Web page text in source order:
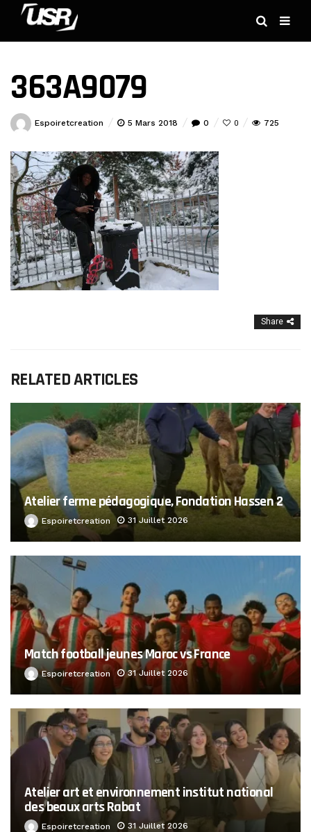
363A9079
Espoiretcreation 5 Mars 2018 0 0 725
Share
RELATED ARTICLES
Atelier ferme pédagogique, Fondation Hassen 2
Espoiretcreation 31 Juillet 2026
Match football jeunes Maroc vs France
Espoiretcreation 31 Juillet 2026
Atelier art et environnement institut national
des beaux arts Rabat
Espoiretcreation 31 Juillet 2026